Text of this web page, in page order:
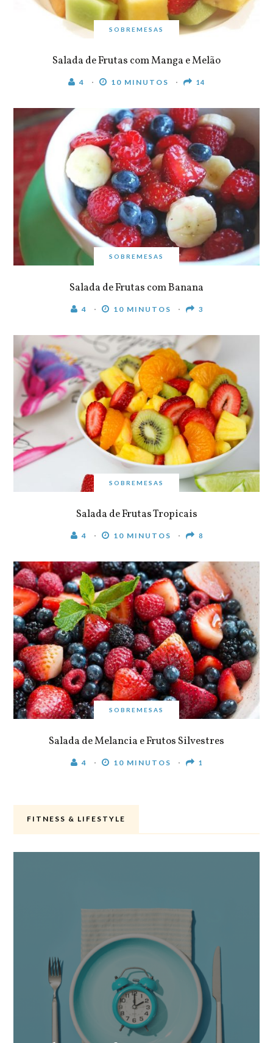
SOBREMESAS
Salada de Frutas com Manga e Melão
4 10 MINUTOS 14
SOBREMESAS
Salada de Frutas com Banana
4 10 MINUTOS 3
SOBREMESAS
Salada de Frutas Tropicais
4 10 MINUTOS 8
SOBREMESAS
Salada de Melancia e Frutos Silvestres
4 10 MINUTOS 1
FITNESS & LIFESTYLE